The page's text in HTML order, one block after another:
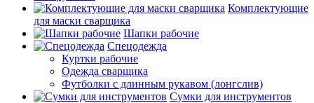
Комплектующие
для маски сварщика
Шапки рабочие
Спецодежда
Куртки рабочие
Одежда сварщика
Футболки с длинным рукавом (лонгслив)
Сумки для инструментов